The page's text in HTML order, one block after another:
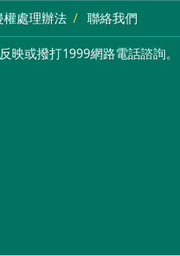
權處理辦法 聯絡我們
或撥打1999網路電話諮詢。